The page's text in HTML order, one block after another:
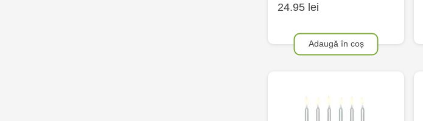
24.95 lei
Adaugă în coș